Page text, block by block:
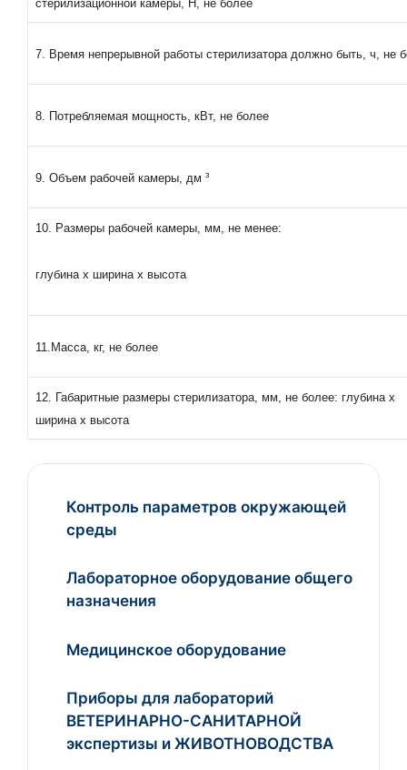
стерилизационной камеры, Н, не более
7. Время непрерывной работы стерилизатора должно быть, ч, не
8. Потребляемая мощность, кВт, не более
9. Объем рабочей камеры, дм ³
10. Размеры рабочей камеры, мм, не менее:
глубина х ширина х высота
11.Масса, кг, не более
12. Габаритные размеры стерилизатора, мм, не более: глубина х
ширина х высота
Контроль параметров окружающей
среды
Лабораторное оборудование общего
назначения
Медицинское оборудование
Приборы для лабораторий
ВЕТЕРИНАРНО-САНИТАРНОЙ
экспертизы и ЖИВОТНОВОДСТВА